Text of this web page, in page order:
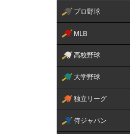
プロ野球
MLB
高校野球
大学野球
独立リーグ
侍ジャパン